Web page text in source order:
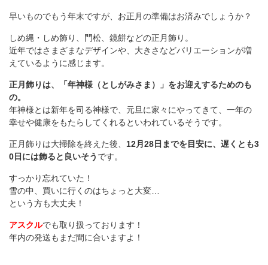
早いものでもう年末ですが、お正月の準備はお済みでしょうか？
しめ縄・しめ飾り、門松、鏡餅などの正月飾り。
近年ではさまざまなデザインや、大きさなどバリエーションが増
えているように感じます。
正月飾りは、「年神様（としがみさま）」をお迎えするためのも
の。
年神様とは新年を司る神様で、元旦に家々にやってきて、一年の
幸せや健康をもたらしてくれるといわれているそうです。
正月飾りは大掃除を終えた後、 12月28日までを目安に、遅くとも3
0日には飾ると良いそう です。
すっかり忘れていた！
雪の中、買いに行くのはちょっと大変…
という方も大丈夫！
アスクルでも取り扱っております！
年内の発送もまだ間に合いますよ！